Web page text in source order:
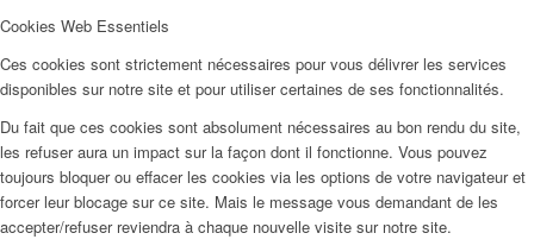
Cookies Web Essentiels
Ces cookies sont strictement nécessaires pour vous délivrer les services
disponibles sur notre site et pour utiliser certaines de ses fonctionnalités.
Du fait que ces cookies sont absolument nécessaires au bon rendu du site,
les refuser aura un impact sur la façon dont il fonctionne. Vous pouvez
toujours bloquer ou effacer les cookies via les options de votre navigateur et
forcer leur blocage sur ce site. Mais le message vous demandant de les
accepter/refuser reviendra à chaque nouvelle visite sur notre site.